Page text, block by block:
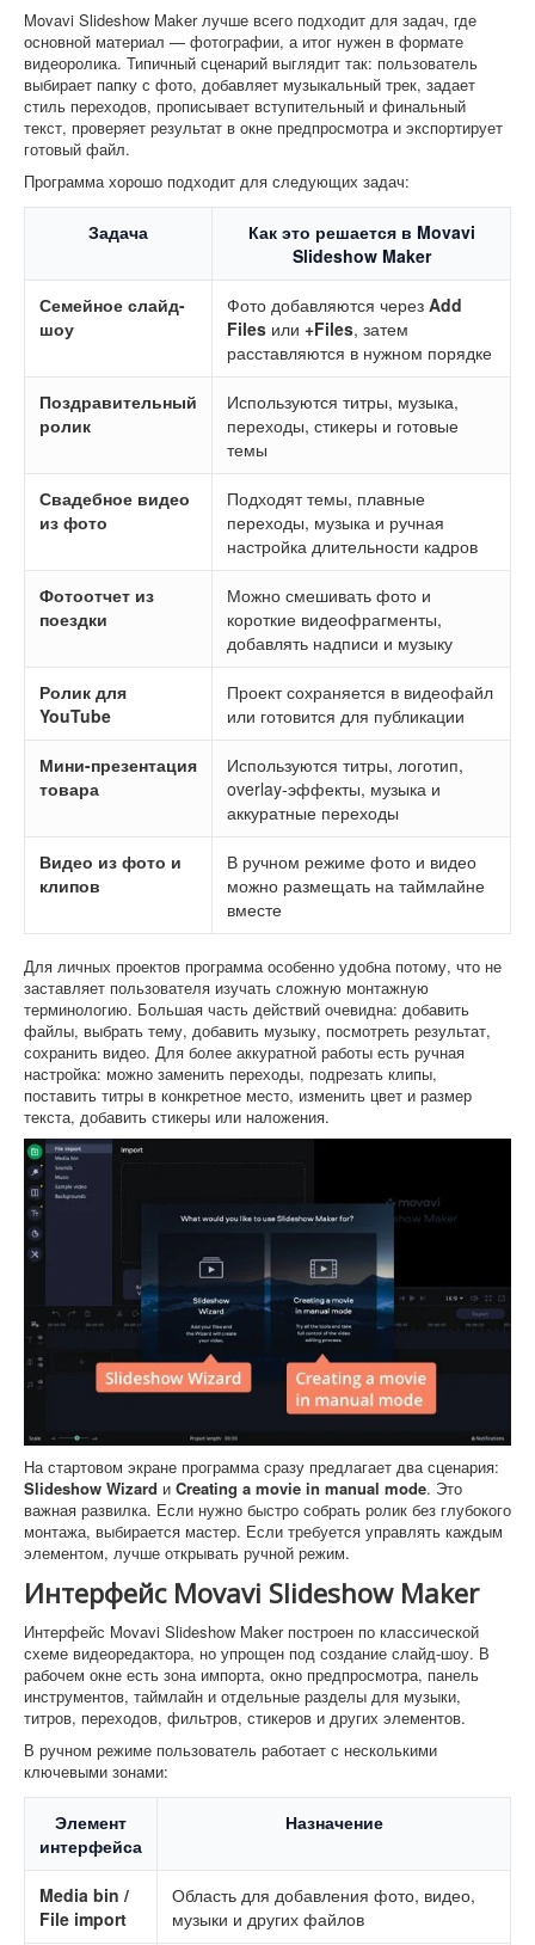
Movavi Slideshow Maker лучше всего подходит для задач, где
основной материал — фотографии, а итог нужен в формате
видеоролика. Типичный сценарий выглядит так: пользователь
выбирает папку с фото, добавляет музыкальный трек, задает
стиль переходов, прописывает вступительный и финальный
текст, проверяет результат в окне предпросмотра и экспортирует
готовый файл.
Программа хорошо подходит для следующих задач:
Задача
Как это решается в Movavi
Slideshow Maker
Семейное слайд-
шоу
Фото добавляются через Add
Files или +Files, затем
расставляются в нужном порядке
Поздравительный
ролик
Используются титры, музыка,
переходы, стикеры и готовые
темы
Свадебное видео
из фото
Подходят темы, плавные
переходы, музыка и ручная
настройка длительности кадров
Фотоотчет из
поездки
Можно смешивать фото и
короткие видеофрагменты,
добавлять надписи и музыку
Ролик для
YouTube
Проект сохраняется в видеофайл
или готовится для публикации
Мини-презентация
товара
Используются титры, логотип,
overlay-эффекты, музыка и
аккуратные переходы
Видео из фото и
клипов
В ручном режиме фото и видео
можно размещать на таймлайне
вместе
Для личных проектов программа особенно удобна потому, что не
заставляет пользователя изучать сложную монтажную
терминологию. Большая часть действий очевидна: добавить
файлы, выбрать тему, добавить музыку, посмотреть результат,
сохранить видео. Для более аккуратной работы есть ручная
настройка: можно заменить переходы, подрезать клипы,
поставить титры в конкретное место, изменить цвет и размер
текста, добавить стикеры или наложения.
На стартовом экране программа сразу предлагает два сценария:
Slideshow Wizard и Creating a movie in manual mode. Это
важная развилка. Если нужно быстро собрать ролик без глубокого
монтажа, выбирается мастер. Если требуется управлять каждым
элементом, лучше открывать ручной режим.
Интерфейс Movavi Slideshow Maker
Интерфейс Movavi Slideshow Maker построен по классической
схеме видеоредактора, но упрощен под создание слайд-шоу. В
рабочем окне есть зона импорта, окно предпросмотра, панель
инструментов, таймлайн и отдельные разделы для музыки,
титров, переходов, фильтров, стикеров и других элементов.
В ручном режиме пользователь работает с несколькими
ключевыми зонами:
Элемент
интерфейса
Назначение
Media bin /
File import
Область для добавления фото, видео,
музыки и других файлов